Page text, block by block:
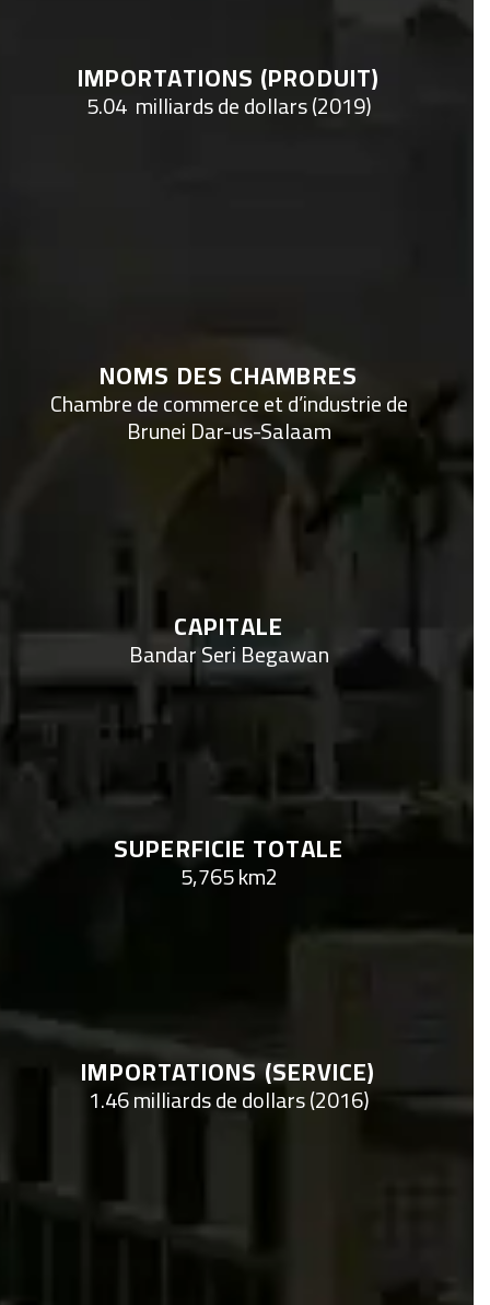
IMPORTATIONS (PRODUIT)
5.04 milliards de dollars (2019)
NOMS DES CHAMBRES
Chambre de commerce et d’industrie de
Brunei Dar-us-Salaam
CAPITALE
Bandar Seri Begawan
SUPERFICIE TOTALE
5,765 km2
IMPORTATIONS (SERVICE)
1.46 milliards de dollars (2016)